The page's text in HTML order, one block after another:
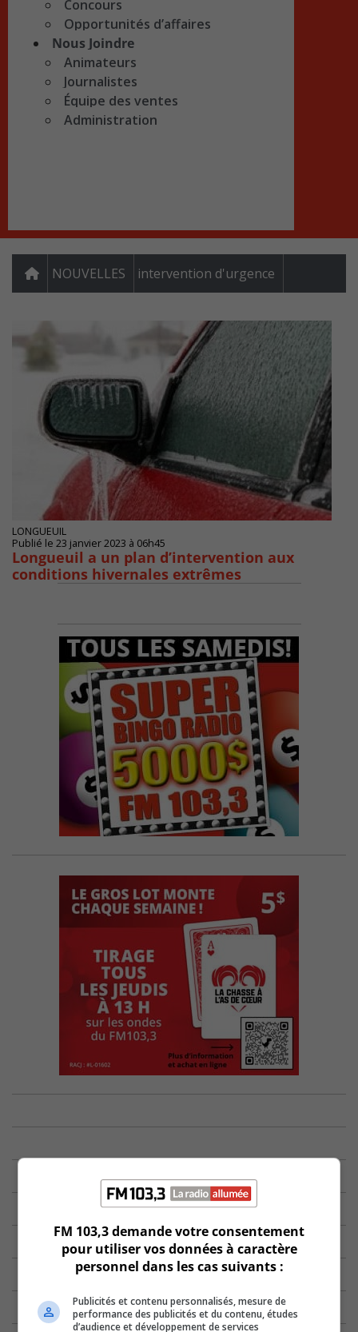
Concours
Opportunités d’affaires
Nous Joindre
Animateurs
Journalistes
Équipe des ventes
Administration
NOUVELLES intervention d'urgence
LONGUEUIL
Publié le 23 janvier 2023 à 06h45
Longueuil a un plan d’intervention aux
conditions hivernales extrêmes
FM 103,3 demande votre consentement
pour utiliser vos données à caractère
personnel dans les cas suivants :
Publicités et contenu personnalisés, mesure de
performance des publicités et du contenu, études
d’audience et développement de services